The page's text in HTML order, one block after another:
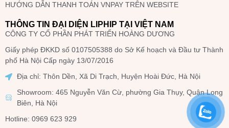
HƯỚNG DẪN THANH TOÁN VNPAY TRÊN WEBSITE
THÔNG TIN ĐẠI DIỆN LIPHIP TẠI VIỆT NAM
CÔNG TY CỔ PHẦN PHÁT TRIỂN HOÀNG DƯƠNG
Giấy phép ĐKKD số 0107505388 do Sở Kế hoạch và Đầu tư Thành
phố Hà Nội Cấp ngày 13/07/2016
Địa chỉ: Thôn Dền, Xã Di Trạch, Huyện Hoài Đức, Hà Nội
Showroom: 465 Nguyễn Văn Cừ, phường Gia Thụy, Quận Long
Biên, Hà Nội
Hotline: 0969 623 929